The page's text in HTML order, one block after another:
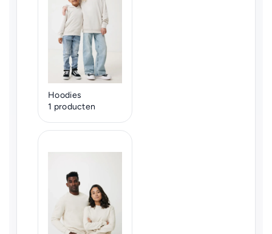
Hoodies
1 producten